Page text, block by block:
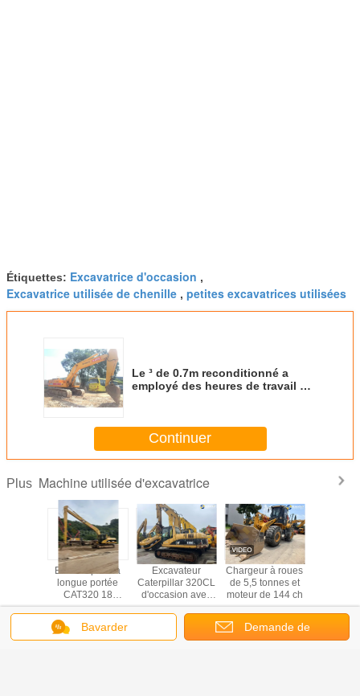
Étiquettes: Excavatrice d'occasion ,
Excavatrice utilisée de chenille , petites excavatrices utilisées
Le ³ de 0.7m reconditionné a
employé des heures de travail de
Continuer
Plus Machine utilisée d'excavatrice
de
Bras de pelle à
longue portée
CAT320 18
mètres, vente
chaude en Asie
du Sud-Est, bras
long, flèche
Excavateur
Caterpillar 320CL
d'occasion avec
moteur C6.4
ACERT de
tonnes
Chargeur à roues
de 5,5 tonnes et
moteur de 144 ch
330d
330
Bavarder Demande de
Changez la langue